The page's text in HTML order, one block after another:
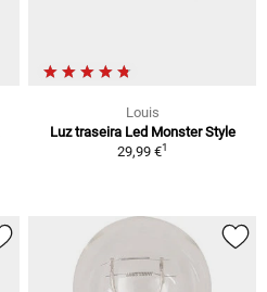
Louis
Luz traseira Led Monster Style
29,99 €1